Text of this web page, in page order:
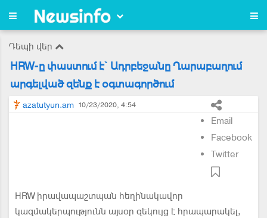
Դեպի վեր
HRW-ը փաստում է` Ադրբեջանը Ղարաբաղում
արգելված զենք է օգտագործում
azatutyun.am 10/23/2020, 4:54
Email
Facebook
Twitter
HRW իրավապաշտպան հեղինակավոր
կազմակերպությունն այսօր զեկույց է հրապարակել,